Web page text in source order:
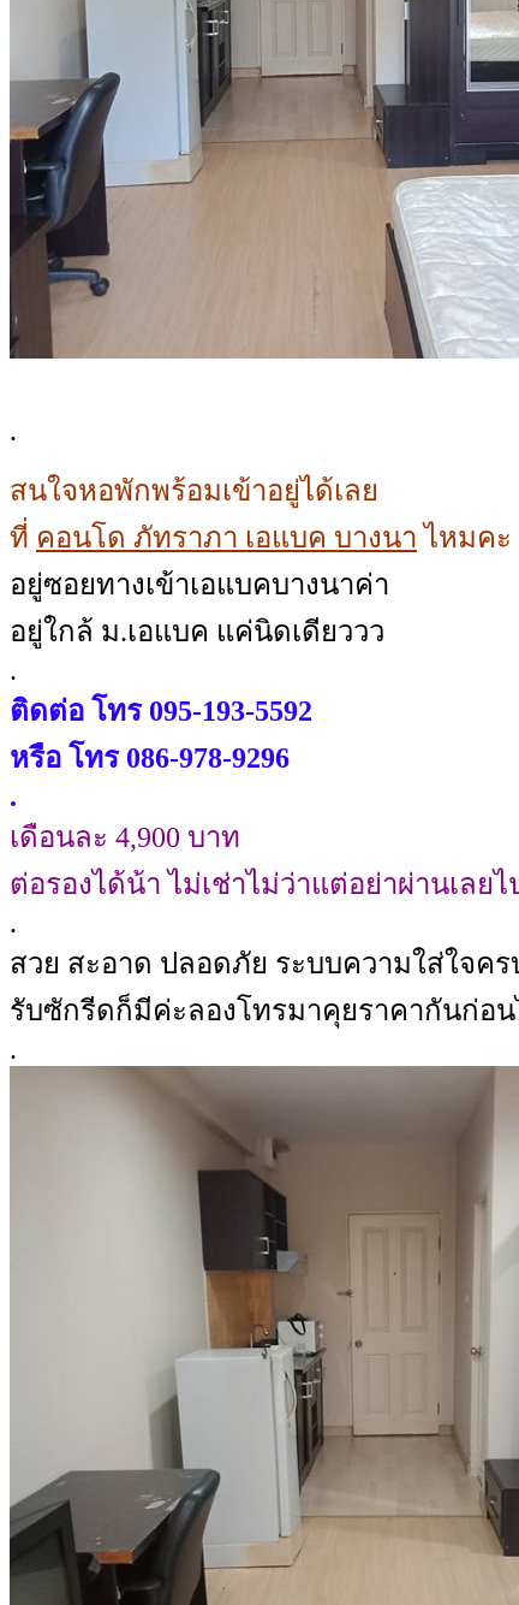
.
สนใจหอพักพร้อมเข้าอยู่ได้เลย
ที่ คอนโด ภัทราภา เอแบค บางนา ไหมคะ
อยู่ซอยทางเข้าเอแบคบางนาค่า
อยู่ใกล้ ม.เอแบค แค่นิดเดียววว
.
ติดต่อ โทร 095-193-5592
หรือ โทร 086-978-9296
.
เดือนละ 4,900 บาท
ต่อรองได้น้า ไม่เช่าไม่ว่าแต่อย่าผ่านเลยไ
.
สวย สะอาด ปลอดภัย ระบบความใส่ใจค
รับซักรีดก็มีค่ะลองโทรมาคุยราคากันก่อ
.